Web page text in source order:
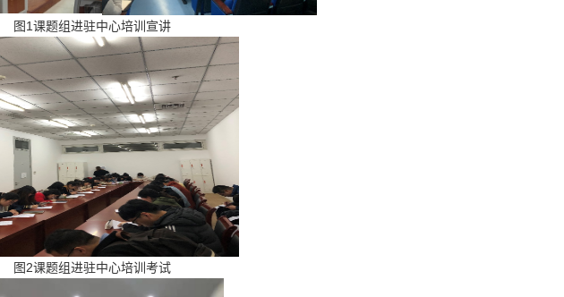
图1课题组进驻中心培训宣讲
图2课题组进驻中心培训考试